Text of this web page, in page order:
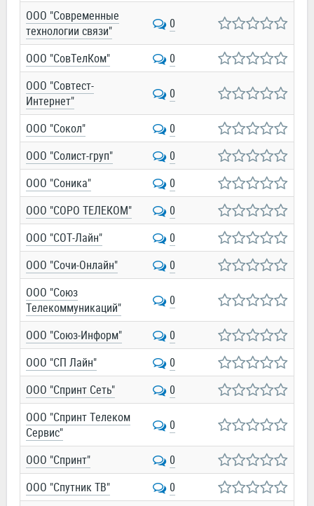
ООО "Современные
технологии связи"
0
ООО "СовТелКом"
0
ООО "Совтест-
Интернет"
0
ООО "Сокол"
0
ООО "Солист-груп"
0
ООО "Соника"
0
ООО "СОРО ТЕЛЕКОМ"
0
ООО "СОТ-Лайн"
0
ООО "Сочи-Онлайн"
0
ООО "Союз
Телекоммуникаций"
0
ООО "Союз-Информ"
0
ООО "СП Лайн"
0
ООО "Спринт Сеть"
0
ООО "Спринт Телеком
Сервис"
0
ООО "Спринт"
0
ООО "Спутник ТВ"
0